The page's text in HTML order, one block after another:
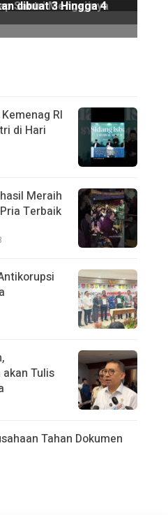
RI
di Hari
Meraih
Terbaik
Tulis
Tahan Dokumen